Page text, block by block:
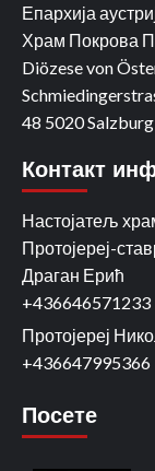
Епархија
Храм Покрова
Diözese von
48 5020 Salzburg
Контакт
Настојатељ
Протојереј-
Драган Ерић
+436646571233
Протојереј
+436647995366
Посете